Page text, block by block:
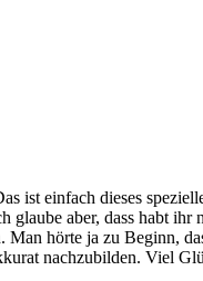
ist einfach dieses
aber, dass habt
hörte ja zu Beginn,
nachzubilden. Viel